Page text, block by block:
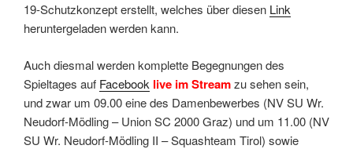
19-Schutzkonzept erstellt, welches über diesen Link
heruntergeladen werden kann.
Auch diesmal werden komplette Begegnungen des
Spieltages auf Facebook live im Streamzu sehen sein,
und zwar um 09.00 eine des Damenbewerbes (NV SU Wr.
Neudorf-Mödling – Union SC 2000 Graz) und um 11.00 (NV
SU Wr. Neudorf-Mödling II – Squashteam Tirol) sowie